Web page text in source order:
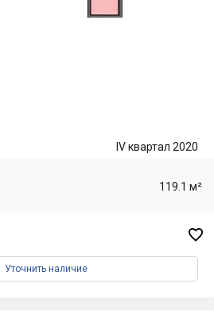
IV квартал 2020
119.1 м²

Уточнить наличие